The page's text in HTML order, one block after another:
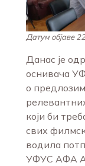
Датум објаве
Данас је
оснивача
о
који би
свих
водила
УФУС АФА